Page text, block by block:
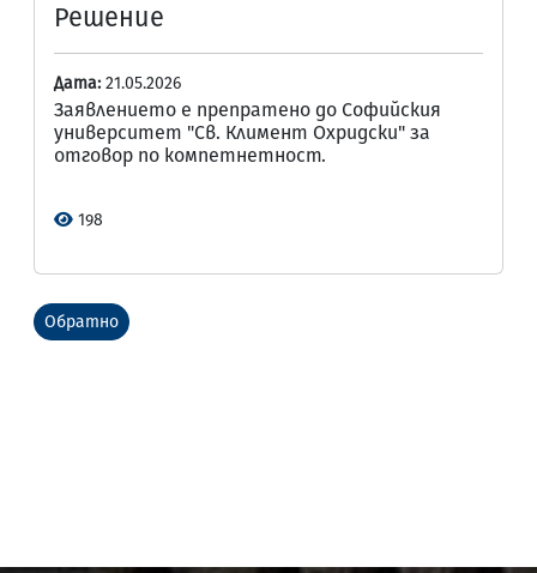
Решение
Дата: 21.05.2026
Заявлението е препратено до Софийския
университет "Св. Климент Охридски" за
отговор по компетнетност.
198
Обратно